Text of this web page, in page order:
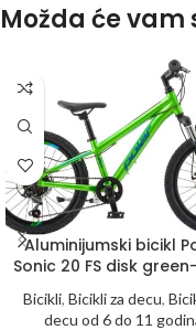
Možda će vam
Aluminijumski bicikl
Sonic 20 FS disk
Bicikli, Bicikli za decu,
decu od 6 do 11